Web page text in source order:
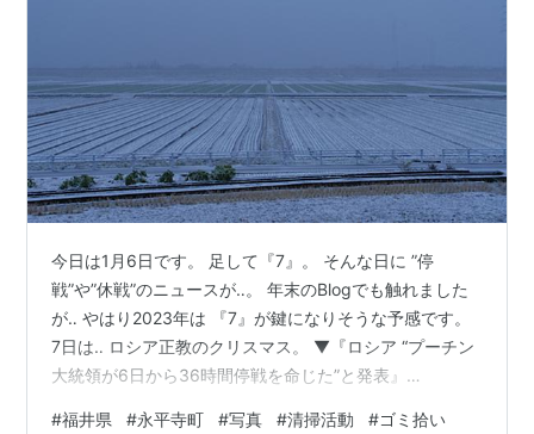
今日は1月6日です。 足して『7』。 そんな日に ”停
戦”や”休戦”のニュースが‥。 年末のBlogでも触れました
が‥ やはり2023年は 『7』が鍵になりそうな予感です。
7日は‥ ロシア正教のクリスマス。 ▼『ロシア “プーチン
大統領が6日から36時間停戦を命じた”と発表』
#福井県 #永平寺町 #写真 #清掃活動 #ゴミ拾い